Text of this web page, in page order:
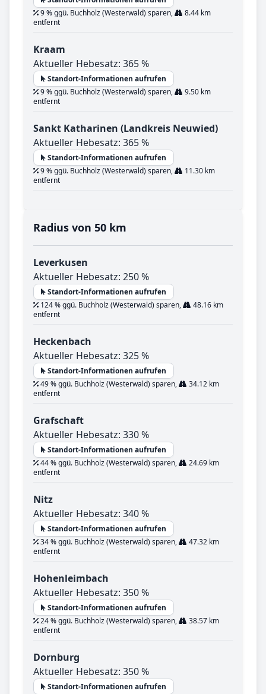
9 % ggü. Buchholz (Westerwald) sparen,
8.44 km
entfernt
Kraam
Aktueller Hebesatz: 365 %
Standort-Informationen aufrufen
9 % ggü. Buchholz (Westerwald) sparen,
9.50 km
entfernt
Sankt Katharinen (Landkreis Neuwied)
Aktueller Hebesatz: 365 %
Standort-Informationen aufrufen
9 % ggü. Buchholz (Westerwald) sparen,
11.30 km
entfernt
Radius von 50 km
Leverkusen
Aktueller Hebesatz: 250 %
Standort-Informationen aufrufen
124 % ggü. Buchholz (Westerwald) sparen,
48.16 km
entfernt
Heckenbach
Aktueller Hebesatz: 325 %
Standort-Informationen aufrufen
49 % ggü. Buchholz (Westerwald) sparen,
34.12 km
entfernt
Grafschaft
Aktueller Hebesatz: 330 %
Standort-Informationen aufrufen
44 % ggü. Buchholz (Westerwald) sparen,
24.69 km
entfernt
Nitz
Aktueller Hebesatz: 340 %
Standort-Informationen aufrufen
34 % ggü. Buchholz (Westerwald) sparen,
47.32 km
entfernt
Hohenleimbach
Aktueller Hebesatz: 350 %
Standort-Informationen aufrufen
24 % ggü. Buchholz (Westerwald) sparen,
38.57 km
entfernt
Dornburg
Aktueller Hebesatz: 350 %
Standort-Informationen aufrufen